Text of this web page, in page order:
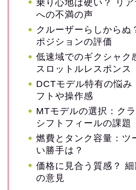
乗り心地は硬い？ リ
への不満の声
クルーザーらしからぬ
ポジションの評価
低速域でのギクシャク
スロットルレスポンス
DCTモデル特有の悩み
フトや操作感
MTモデルの選択：ク
シフトフィールの課題
燃費とタンク容量：ツ
い勝手は？
価格に見合う質感？
の意見